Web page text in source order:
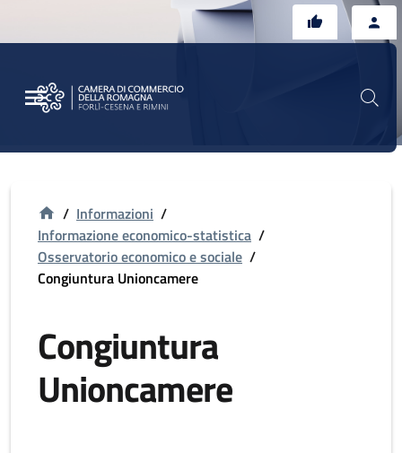
/ Informazioni /
Informazione economico-statistica /
Osservatorio economico e sociale /
Congiuntura Unioncamere
Congiuntura
Unioncamere